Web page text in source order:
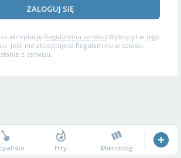
ZALOGUJ SIĘ
akceptację Regulaminu serwisu Wykop.pl w jego
Jeśli nie akceptujesz Regulaminu w całości,
z serwisu.
Hity Mikroblog